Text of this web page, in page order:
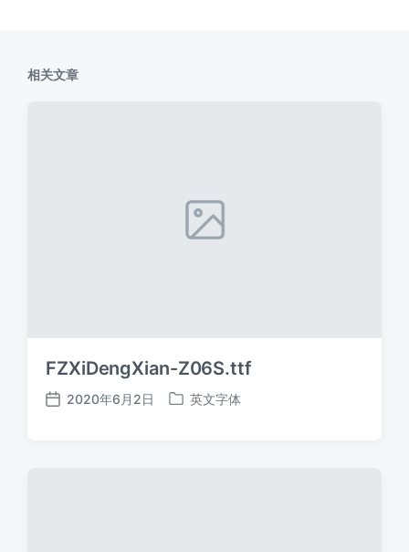
相关文章
FZXiDengXian-Z06S.ttf
发
2020年6月2日
发
英文字体